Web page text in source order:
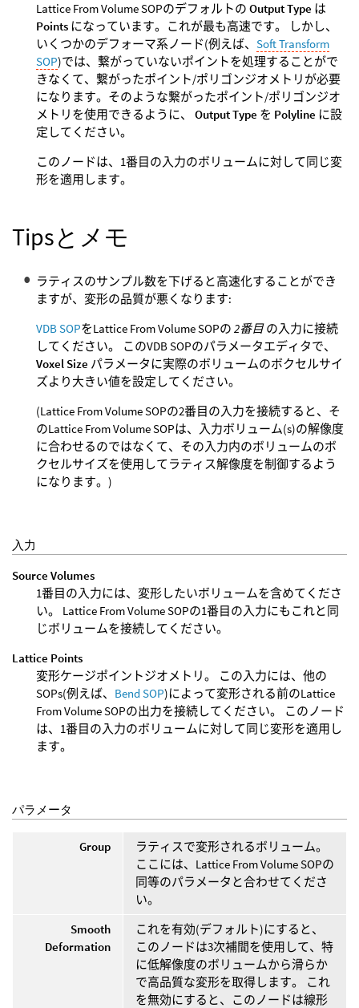
Lattice From Volume SOPのデフォルトの Output Type は
Points になっています。これが最も高速です。 しかし、
いくつかのデフォーマ系ノード(例えば、 Soft Transform
SOP)では、繋がっていないポイントを処理することがで
きなくて、繋がったポイント/ポリゴンジオメトリが必要
になります。そのような繋がったポイント/ポリゴンジオ
メトリを使用できるように、 Output Type を Polyline に設
定してください。
このノードは、1番目の入力のボリュームに対して同じ変
形を適用します。
Tipsとメモ
ラティスのサンプル数を下げると高速化することができ
ますが、変形の品質が悪くなります:
VDB SOPをLattice From Volume SOPの 2番目の入力に接続
してください。 このVDB SOPのパラメータエディタで、
Voxel Size パラメータに実際のボリュームのボクセルサイ
ズより大きい値を設定してください。
(Lattice From Volume SOPの2番目の入力を接続すると、そ
のLattice From Volume SOPは、入力ボリューム(s)の解像度
に合わせるのではなくて、その入力内のボリュームのボ
クセルサイズを使用してラティス解像度を制御するよう
になります。)
入力
Source Volumes
1番目の入力には、変形したいボリュームを含めてくださ
い。 Lattice From Volume SOPの1番目の入力にもこれと同
じボリュームを接続してください。
Lattice Points
変形ケージポイントジオメトリ。 この入力には、他の
SOPs(例えば、 Bend SOP)によって変形される前のLattice
From Volume SOPの出力を接続してください。 このノード
は、1番目の入力のボリュームに対して同じ変形を適用し
ます。
パラメータ
Group
ラティスで変形されるボリューム。
ここには、Lattice From Volume SOPの
同等のパラメータと合わせてくださ
い。
Smooth
Deformation
これを有効(デフォルト)にすると、
このノードは3次補間を使用して、特
に低解像度のボリュームから滑らか
で高品質な変形を取得します。 これ
を無効にすると、このノードは線形